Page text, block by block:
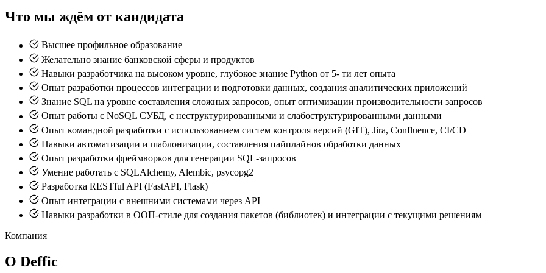
Что мы ждём от кандидата
Высшее профильное образование
Желательно знание банковской сферы и продуктов
Навыки разработчика на высоком уровне, глубокое знание Python от 5- ти лет опыта
Опыт разработки процессов интеграции и подготовки данных, создания аналитических приложений
Знание SQL на уровне составления сложных запросов, опыт оптимизации производительности запросов
Опыт работы с NoSQL СУБД, с неструктурированными и слабоструктурированными данными
Опыт командной разработки с использованием систем контроля версий (GIT), Jira, Confluence, CI/CD
Навыки автоматизации и шаблонизации, составления пайплайнов обработки данных
Опыт разработки фреймворков для генерации SQL-запросов
Умение работать с SQLAlchemy, Alembic, psycopg2
Разработка RESTful API (FastAPI, Flask)
Опыт интеграции с внешними системами через API
Навыки разработки в ООП-стиле для создания пакетов (библиотек) и интеграции с текущими решениям
Компания
О Deffic